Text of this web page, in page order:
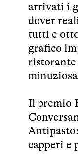
arrivati i
dover
tutti e
grafico
ristorante
Il premio
capperi e